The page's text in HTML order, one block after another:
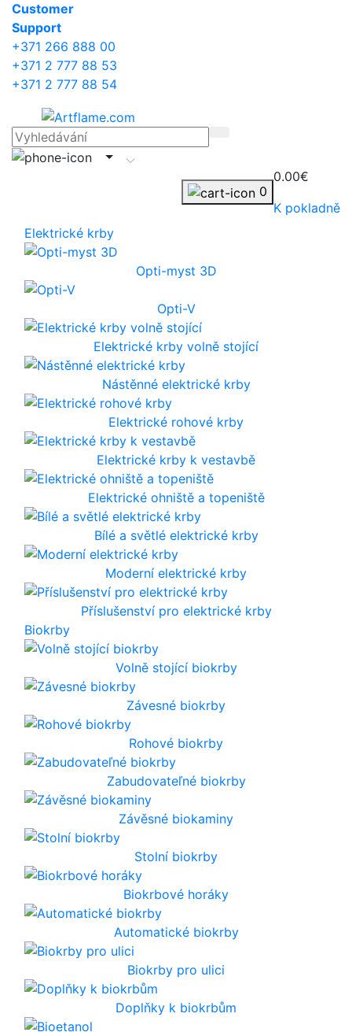
Сustomer
Support
+371 266 888 00
+371 2 777 88 53
+371 2 777 88 54
0
0.00€
K pokladně
Elektrické krby
Opti-myst 3D
Opti-V
Elektrické krby volně stojící
Nástěnné elektrické krby
Elektrické rohové krby
Elektrické krby k vestavbě
Elektrické ohniště a topeniště
Bílé a světlé elektrické krby
Moderní elektrické krby
Příslušenství pro elektrické krby
Biokrby
Volně stojící biokrby
Závesné biokrby
Rohové biokrby
Zabudovateľné biokrby
Závěsné biokaminy
Stolní biokrby
Biokrbové horáky
Automatické biokrby
Biokrby pro ulici
Doplňky k biokrbům